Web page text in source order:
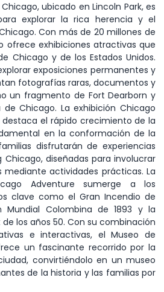
ubicado en Lincoln Park, es
explorar la rica herencia y el
Con más de 20 millones de
ofrece exhibiciones atractivas que
Chicago y de los Estados Unidos.
exposiciones permanentes y
fotografías raras, documentos y
un fragmento de Fort Dearborn y
Chicago. La exhibición Chicago
el rápido crecimiento de la
en la conformación de la
disfrutarán de experiencias
Chicago, diseñadas para involucrar
mediante actividades prácticas. La
Adventure sumerge a los
clave como el Gran Incendio de
Mundial Colombina de 1893 y la
los años 50. Con su combinación
e interactivas, el Museo de
un fascinante recorrido por la
convirtiéndolo en un museo
de la historia y las familias por